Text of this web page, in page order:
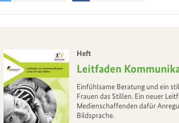
Heft
Leitfaden
Einfühlsame Beratung und ein
Frauen das Stillen. Ein neuer
Medienschaffenden dafür
Bildsprache.